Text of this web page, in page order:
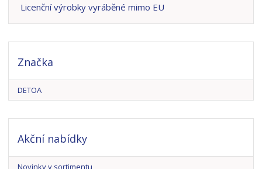
Licenční výrobky vyráběné mimo EU
Značka
DETOA
Akční nabídky
Novinky v sortimentu